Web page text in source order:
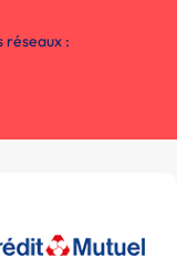
réseaux :